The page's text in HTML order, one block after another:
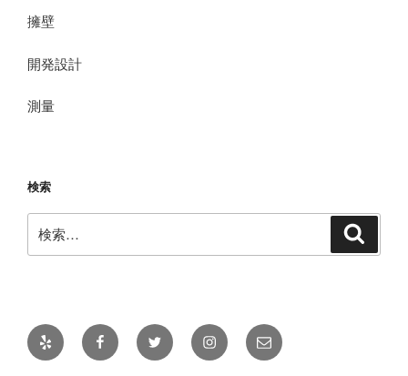
擁壁
開発設計
測量
検索
索:
Yelp FacebookTwitter Instagramメ
ー